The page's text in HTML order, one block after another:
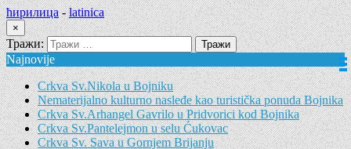
ћирилица-latinica
×
Тражи:
Najnovije
Crkva Sv.Nikola u Bojniku
Nematerijalno kulturno nasleđe kao turistička ponuda Bojnika
Crkva Sv.Arhangel Gavrilo u Pridvorici kod Bojnika
Crkva Sv.Pantelejmon u selu Ćukovac
Crkva Sv. Sava u Gornjem Brijanju